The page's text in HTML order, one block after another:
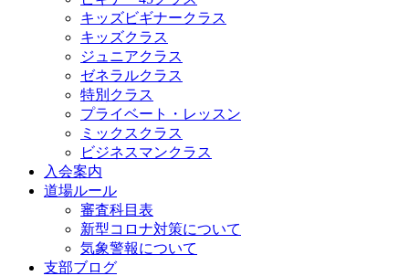
キッズビギナークラス
キッズクラス
ジュニアクラス
ゼネラルクラス
特別クラス
プライベート・レッスン
ミックスクラス
ビジネスマンクラス
入会案内
道場ルール
審査科目表
新型コロナ対策について
気象警報について
支部ブログ